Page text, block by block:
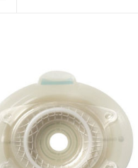
Legusáravarnir